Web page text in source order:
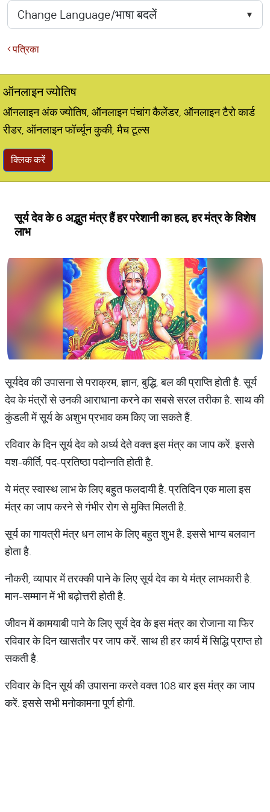
पत्रिका
ऑनलाइन ज्योतिष
ऑनलाइन अंक ज्योतिष, ऑनलाइन पंचांग कैलेंडर, ऑनलाइन टैरो कार्ड
रीडर, ऑनलाइन फॉर्च्यून कुकी, मैच टूल्स
क्लिक करें
सूर्य देव के 6 अद्भुत मंत्र हैं हर परेशानी का हल, हर मंत्र के विशेष
लाभ
सूर्यदेव की उपासना से पराक्रम, ज्ञान, बुद्धि, बल की प्राप्ति होती है. सूर्य
देव के मंत्रों से उनकी आराधाना करने का सबसे सरल तरीका है. साथ की
कुंडली में सूर्य के अशुभ प्रभाव कम किए जा सकते हैं.
रविवार के दिन सूर्य देव को अर्ध्य देते वक्त इस मंत्र का जाप करें. इससे
यश-कीर्ति, पद-प्रतिष्ठा पदोन्नति होती है.
ये मंत्र स्वास्थ लाभ के लिए बहुत फलदायी है. प्रतिदिन एक माला इस
मंत्र का जाप करने से गंभीर रोग से मुक्ति मिलती है.
सूर्य का गायत्री मंत्र धन लाभ के लिए बहुत शुभ है. इससे भाग्य बलवान
होता है.
नौकरी, व्यापार में तरक्की पाने के लिए सूर्य देव का ये मंत्र लाभकारी है.
मान-सम्मान में भी बढ़ोत्तरी होती है.
जीवन में कामयाबी पाने के लिए सूर्य देव के इस मंत्र का रोजाना या फिर
रविवार के दिन खासतौर पर जाप करें. साथ ही हर कार्य में सिद्धि प्राप्त हो
सकती है.
रविवार के दिन सूर्य की उपासना करते वक्त 108 बार इस मंत्र का जाप
करें. इससे सभी मनोकामना पूर्ण होगी.